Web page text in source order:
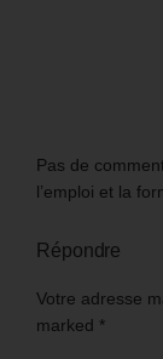
Pas de
l’emploi et la
Répondre
Votre adresse
marked *